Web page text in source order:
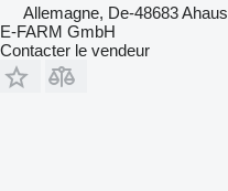
Allemagne, De-48683 Ahaus
E-FARM GmbH
Contacter le vendeur